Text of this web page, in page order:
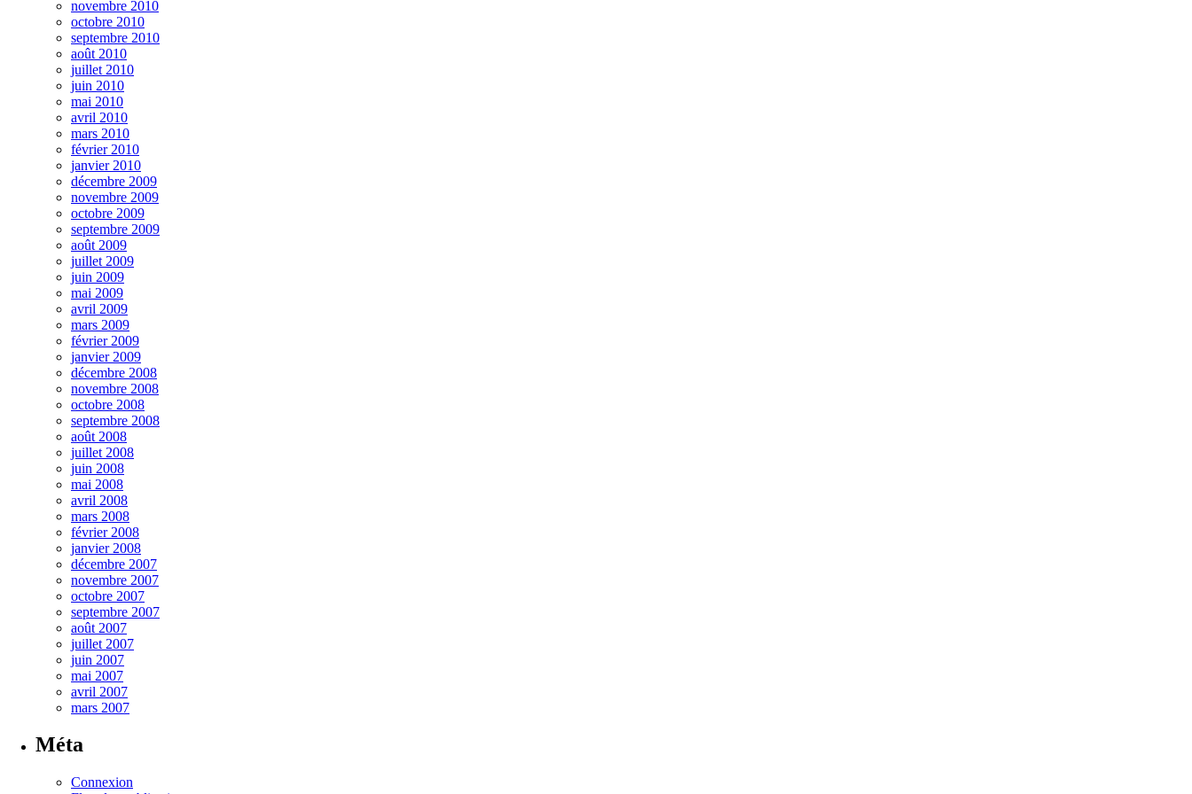
novembre 2010
octobre 2010
septembre 2010
août 2010
juillet 2010
juin 2010
mai 2010
avril 2010
mars 2010
février 2010
janvier 2010
décembre 2009
novembre 2009
octobre 2009
septembre 2009
août 2009
juillet 2009
juin 2009
mai 2009
avril 2009
mars 2009
février 2009
janvier 2009
décembre 2008
novembre 2008
octobre 2008
septembre 2008
août 2008
juillet 2008
juin 2008
mai 2008
avril 2008
mars 2008
février 2008
janvier 2008
décembre 2007
novembre 2007
octobre 2007
septembre 2007
août 2007
juillet 2007
juin 2007
mai 2007
avril 2007
mars 2007
Méta
Connexion